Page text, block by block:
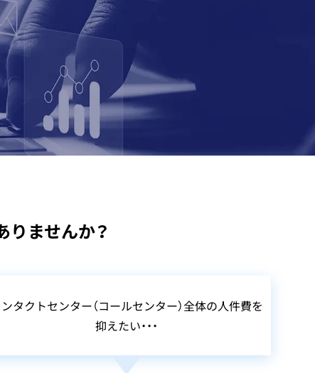
りませんか？
タクトセンター（コールセンター）全体の人件費を
抑えたい・・・